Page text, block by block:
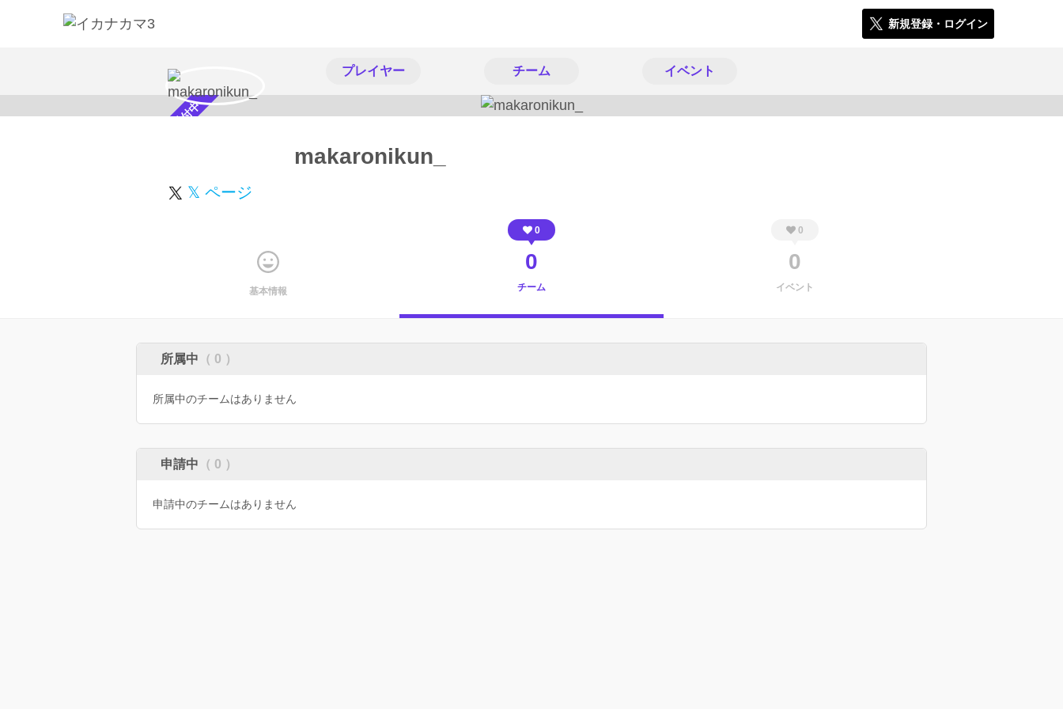
新規登録・ログイン
プレイヤー チーム イベント
スカウト受付中 makaronikun_
𝕏 ページ
基本情報
0
0
チーム
0
0
イベント
所属中 （ 0 ）
所属中のチームはありません
申請中 （ 0 ）
申請中のチームはありません